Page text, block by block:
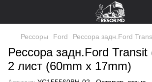
Рессоры Ford Рессора задн.Ford
Рессора задн.Ford Transit
2 лист (60mm x 17mm)